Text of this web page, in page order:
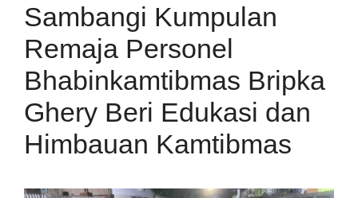
Sambangi Kumpulan
Remaja Personel
Bhabinkamtibmas Bripka
Ghery Beri Edukasi dan
Himbauan Kamtibmas